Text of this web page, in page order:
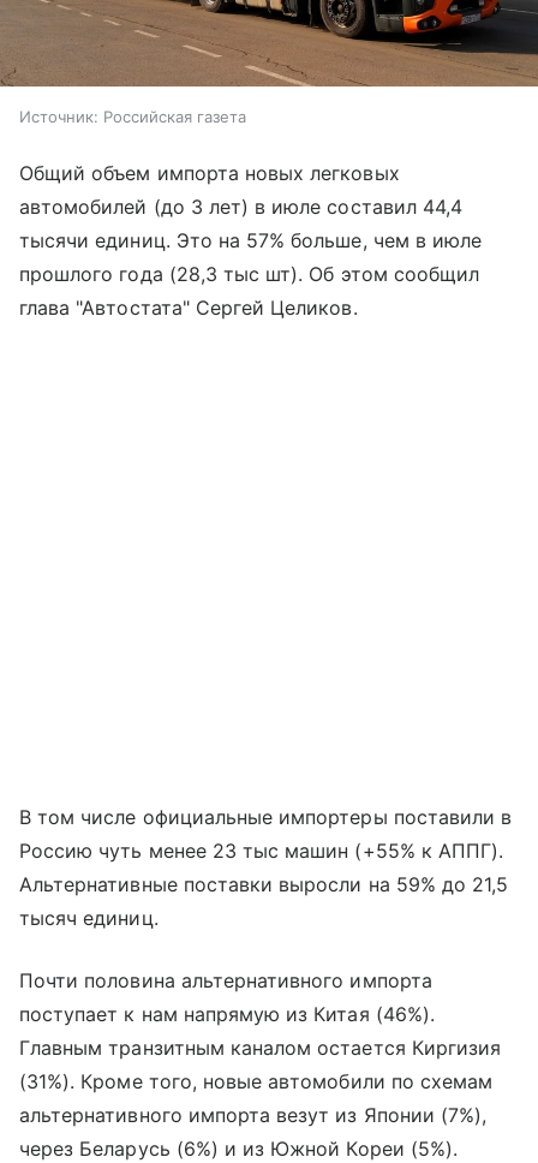
Источник: Российская газета
Общий объем импорта новых легковых
автомобилей (до 3 лет) в июле составил 44,4
тысячи единиц. Это на 57% больше, чем в июле
прошлого года (28,3 тыс шт). Об этом сообщил
глава "Автостата" Сергей Целиков.
В том числе официальные импортеры поставили в
Россию чуть менее 23 тыс машин (+55% к АППГ).
Альтернативные поставки выросли на 59% до 21,5
тысяч единиц.
Почти половина альтернативного импорта
поступает к нам напрямую из Китая (46%).
Главным транзитным каналом остается Киргизия
(31%). Кроме того, новые автомобили по схемам
альтернативного импорта везут из Японии (7%),
через Беларусь (6%) и из Южной Кореи (5%).